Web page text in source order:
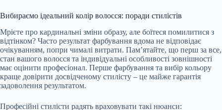
Вибираємо ідеальний колір волосся: поради стилістів
Мрієте про кардинальні зміни образу, але боїтеся помилитися з
відтінком? Часто результат фарбування вдома не відповідає
очікуванням, попри чималі витрати. Пам’ятайте, що перш за все,
стан вашого волосся та індивідуальні особливості зовнішності
має оцінити професіонал. Перше фарбування та вибір кольору
краще довірити досвідченому стилісту – це майже гарантія
задоволення результатом.
Професійні стилісти радять враховувати такі нюанси: